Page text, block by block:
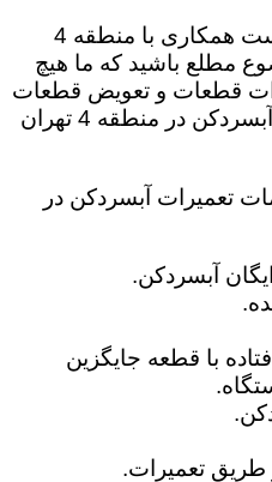
از این رو اگر مایل به درخواست همکاری با منطقه 4
مطلع باشید که ما هیچ
قطعات و تعویض قطعات
نداریم و تمام خدمات تعمیر آبسردکن در منطقه 4 تهران
تعمیرات آبسردکن در
آبسردکن.
با قطعه جایگزین
طریق تعمیرات.